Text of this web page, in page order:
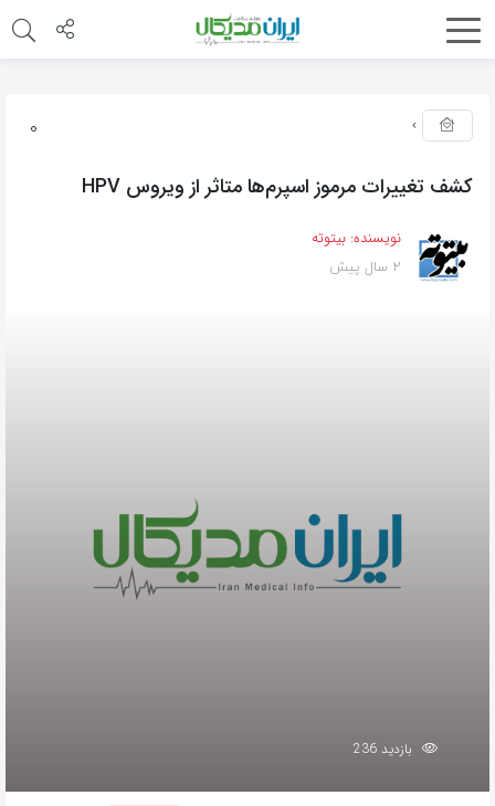
0
کشف تغییرات مرموز اسپرم‌ها متاثر از ویروس HPV
نویسنده: بیتوته
2 سال پیش
بازدید 236